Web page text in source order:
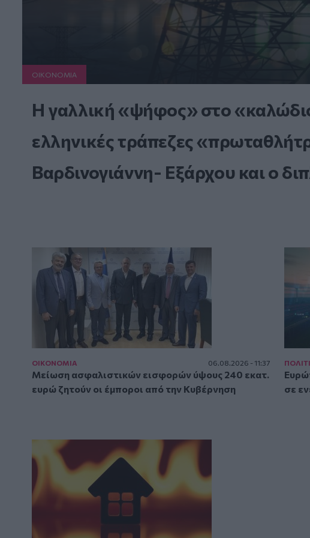
ΟΙΚΟΝΟΜΙΑ
Η γαλλική «ψήφος» στο
ελληνικές τράπεζες
Βαρδινογιάννη- Εξάρχου και ο
ΟΙΚΟΝΟΜΙΑ 06.08.2026 - 11:37
Μείωση ασφαλιστικών εισφορών ύψους 240 εκατ.
ευρώ ζητούν οι έμποροι από την Κυβέρνηση
σε